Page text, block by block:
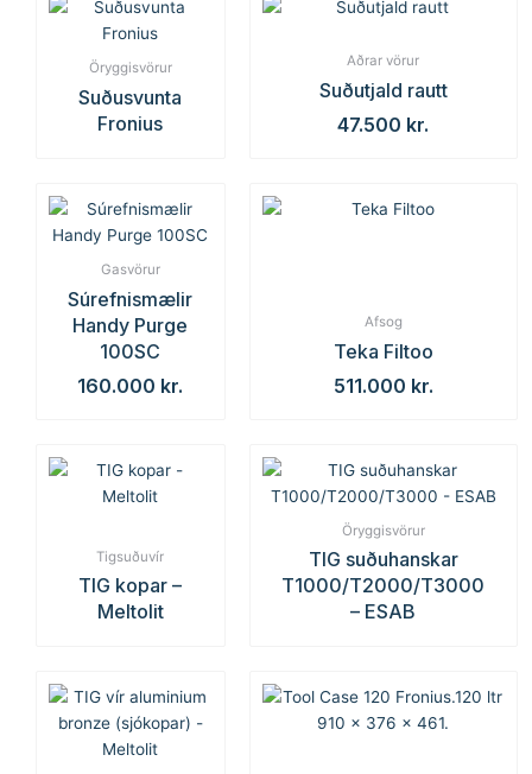
Öryggisvörur
Suðusvunta
Fronius
Aðrar vörur
Suðutjald rautt
47.500 kr.
Gasvörur
Súrefnismælir
Handy Purge
100SC
160.000 kr.
Afsog
Teka Filtoo
511.000 kr.
Tigsuðuvír
TIG kopar –
Meltolit
Öryggisvörur
TIG suðuhanskar
T1000/T2000/T3000
– ESAB